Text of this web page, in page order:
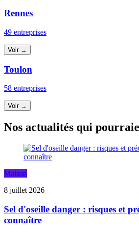
Rennes
49 entreprises
Voir →
Toulon
58 entreprises
Voir →
Nos actualités qui
Maison
8 juillet 2026
Sel d'oseille danger : risques et
connaître